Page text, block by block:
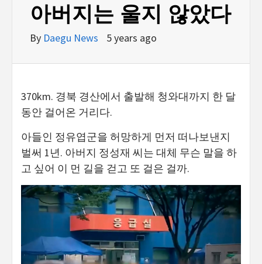
아버지는 울지 않았다
By Daegu News 5 years ago
370km. 경북 경산에서 출발해 청와대까지 한 달
동안 걸어온 거리다.
아들인 정유엽군을 허망하게 먼저 떠나보낸지
벌써 1년. 아버지 정성재 씨는 대체 무슨 말을 하
고 싶어 이 먼 길을 걷고 또 걸은 걸까.